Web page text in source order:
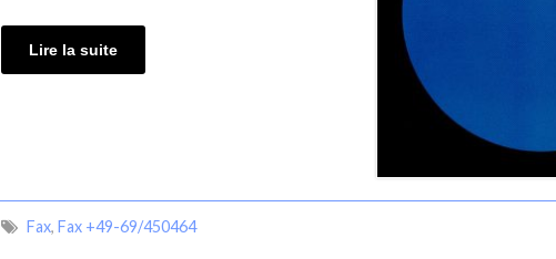
Lire la suite
Fax, Fax +49-69/450464